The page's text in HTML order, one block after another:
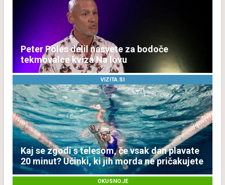
Peter Poles delil nasvete za bodoče
tekmovalce kviza Na lovu
VIZITA.SI
Kaj se zgodi s telesom, če vsak dan plavate
20 minut? Učinki, ki jih morda ne pričakujete
OKUSNO.JE